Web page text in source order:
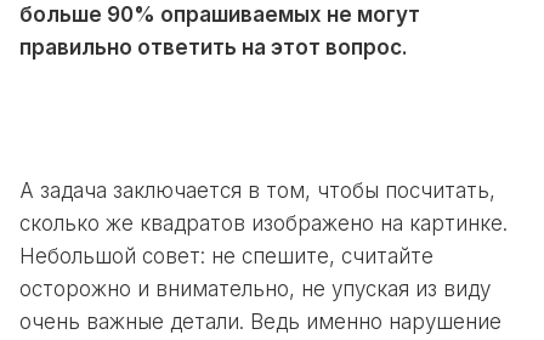
больше 90% опрашиваемых не могут
правильно ответить на этот вопрос.
А задача заключается в том, чтобы посчитать,
сколько же квадратов изображено на картинке.
Небольшой совет: не спешите, считайте
осторожно и внимательно, не упуская из виду
очень важные детали. Ведь именно нарушение